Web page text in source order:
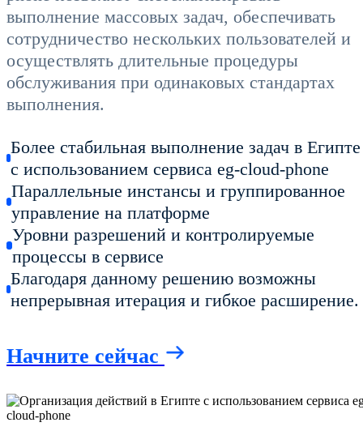
выполнение массовых задач, обеспечивать
сотрудничество нескольких пользователей и
осуществлять длительные процедуры
обслуживания при одинаковых стандартах
выполнения.
Более стабильная выполнение задач в Египте
с использованием сервиса eg-cloud-phone
Параллельные инстансы и группированное
управление на платформе
Уровни разрешений и контролируемые
процессы в сервисе
Благодаря данному решению возможны
непрерывная итерация и гибкое расширение.
Начните сейчас